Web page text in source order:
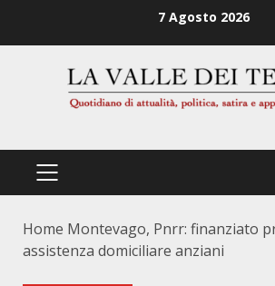
7 Agosto 2026
PRIMÄRES
Home Montevago, Pnrr: finanziato
assistenza domiciliare anziani